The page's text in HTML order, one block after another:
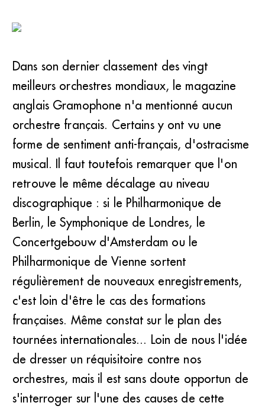
Dans son dernier classement des vingt
meilleurs orchestres mondiaux, le magazine
anglais Gramophone n'a mentionné aucun
orchestre français. Certains y ont vu une
forme de sentiment anti-français, d'ostracisme
musical. Il faut toutefois remarquer que l'on
retrouve le même décalage au niveau
discographique : si le Philharmonique de
Berlin, le Symphonique de Londres, le
Concertgebouw d'Amsterdam ou le
Philharmonique de Vienne sortent
régulièrement de nouveaux enregistrements,
c'est loin d'être le cas des formations
françaises. Même constat sur le plan des
tournées internationales... Loin de nous l'idée
de dresser un réquisitoire contre nos
orchestres, mais il est sans doute opportun de
s'interroger sur l'une des causes de cette